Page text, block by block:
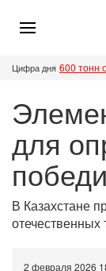
Цифра дня 600 тонн
для
В Казахстане
отечественных
2 февраля 2026